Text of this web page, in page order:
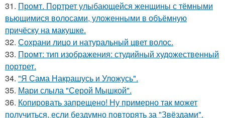
31. Промт. Портрет улыбающейся женщины с тёмными
вьющимися волосами, уложенными в объёмную
причёску на макушке.
32. Сохрани лицо и натуральный цвет волос.
33. Промт: тип изображения: студийный художественный
портрет.
34. "Я Сама Накрашусь и Уложусь".
35. Мари слыла "Серой Мышкой".
36. Копировать запрещено! Ну примерно так может
получиться, если бездумно повторять за "Звёздами".